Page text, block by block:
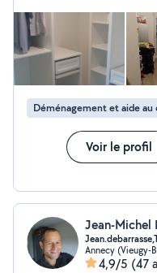
recommande.
Déménagement et aide
Voir le profil
Jean-Michel
Annecy (Vieugy-
4,9/5 (47